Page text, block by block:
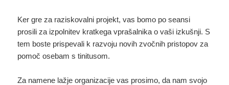
Ker gre za raziskovalni projekt, vas bomo po seansi
prosili za izpolnitev kratkega vprašalnika o vaši izkušnji. S
tem boste prispevali k razvoju novih zvočnih pristopov za
pomoč osebam s tinitusom.
Za namene lažje organizacije vas prosimo, da nam svojo